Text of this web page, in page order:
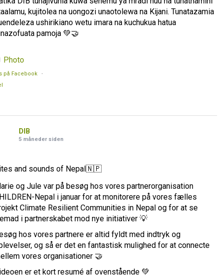
kujitolea na uongozi unaotolewa na Kijani. Tunatazamia
ushirikiano wetu imara na kuchukua hatua
pamoja 💚🤝
Photo
på Facebook
·
DIB
5 måneder siden
and sounds of Nepal🇳🇵
og Jule var på besøg hos vores partnerorganisation
Nepal i januar for at monitorere på vores fælles
Climate Resilient Communities in Nepal og for at se
i partnerskabet mod nye initiativer 💡
hos vores partnere er altid fyldt med indtryk og
og så er det en fantastisk mulighed for at connecte
vores organisationer 🤝
er et kort resumé af ovenstående 💚